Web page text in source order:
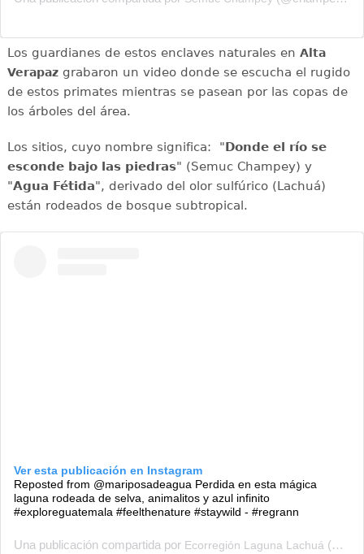
Los guardianes de estos enclaves naturales en Alta
Verapazgrabaron un video donde se escucha el rugido
de estos primates mientras se pasean por las copas de
los árboles del área.
Los sitios, cuyo nombre significa: "Donde el río se
esconde bajo las piedras" (Semuc Champey) y
"Agua Fétida", derivado del olor sulfúrico (Lachuá)
están rodeados de bosque subtropical.
Ver esta publicación en Instagram
Reposted from @mariposadeagua Perdida en esta mágica
laguna rodeada de selva, animalitos y azul infinito
#exploreguatemala #feelthenature #staywild - #regrann
Una publicación compartida por Ecorregión Laguna Lachuá (@laguna_lachua) el